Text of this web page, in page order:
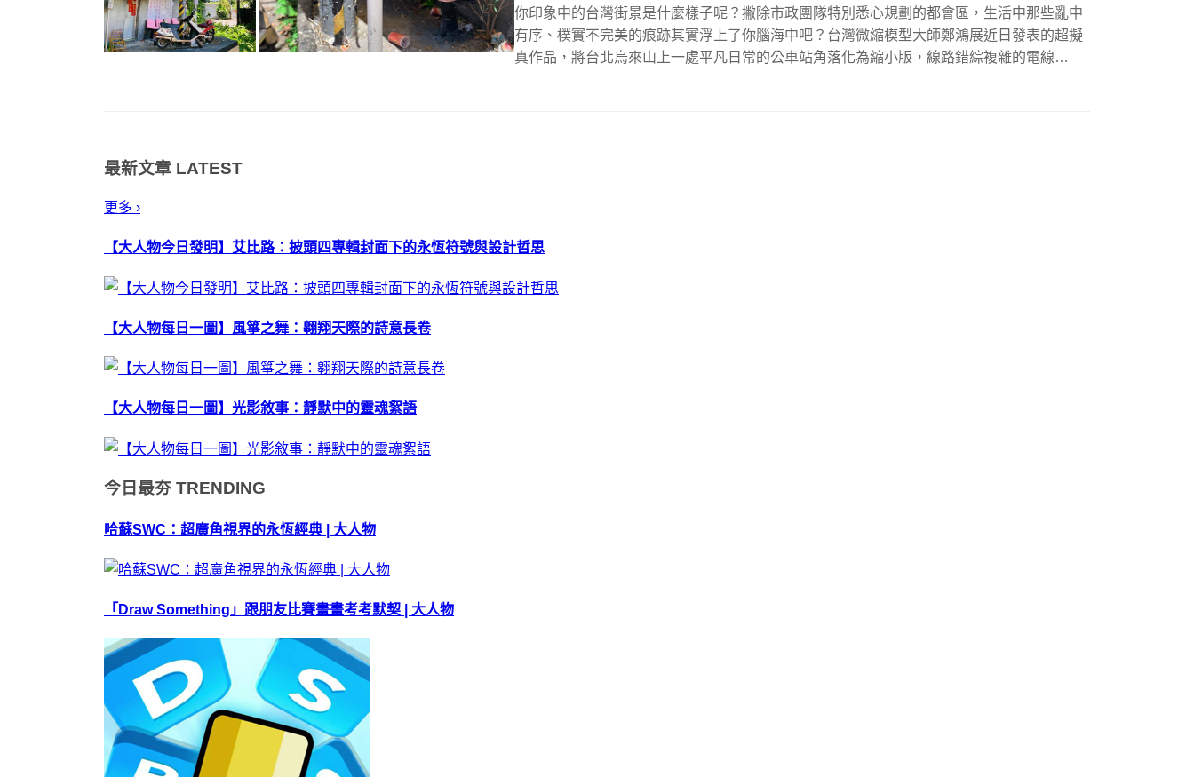
你印象中的台灣街景是什麼樣子呢？撇除市政團隊特別悉心規劃的都會區，生活中那些亂中
有序、樸實不完美的痕跡其實浮上了你腦海中吧？台灣微縮模型大師鄭鴻展近日發表的超擬
真作品，將台北烏來山上一處平凡日常的公車站角落化為縮小版，線路錯綜複雜的電線
最新文章 LATEST
更多 ›
【大人物今日發明】艾比路：披頭四專輯封面下的永恆符號與設計哲思
【大人物每日一圖】風箏之舞：翱翔天際的詩意長卷
【大人物每日一圖】光影敘事：靜默中的靈魂絮語
今日最夯 TRENDING
哈蘇SWC：超廣角視界的永恆經典 | 大人物
「Draw Something」跟朋友比賽畫畫考考默契 | 大人物